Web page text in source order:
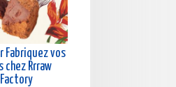
Fabriquez vos
chez Rrraw